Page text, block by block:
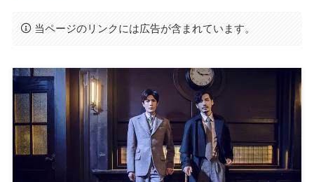
当ページのリンクには広告が含まれています。